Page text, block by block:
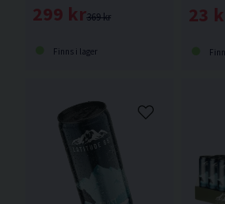
369 kr
299 kr
Finns i lager
23